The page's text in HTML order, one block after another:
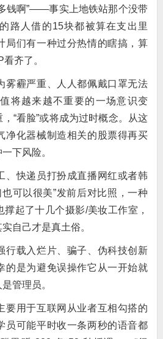
钱啊”——事实上地铁站那个没带
路人借的15块都被算在支出里
局们有一种过分热情的瞎搞，算
齐了。
雾霾严重、人人都佩戴口罩无法
将越来越不重要的一场意识变
“看脸”或将成为过时概念。从这
净化器械制造相关的股票得再买
下风险。
、快递员打扮成直播网红或者韩
可以很美”发前后对比照，一种
起了十几个摄影/美妆工作室，
自己才是真土俗。
行载入烂片、骗子、伪科技创新
的是为避免误操作它从一开始就
管理员。
要用于互联网从业者互相勾搭的
员可能平时收一条两秒的语音都